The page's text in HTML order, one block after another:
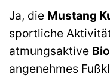
Ja, die Mustang
sportliche
atmungsaktive
angenehmes